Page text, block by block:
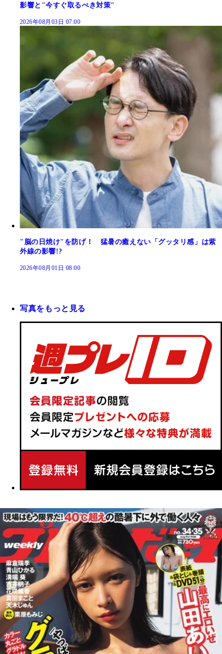
影響と"今すぐ取るべき対策"
2026年08月03日 07:00
"脳の日焼け"を防げ！ 猛暑の癒えない「グッタリ感」は紫
外線の影響!?
2026年08月01日 08:00
写真をもっと見る